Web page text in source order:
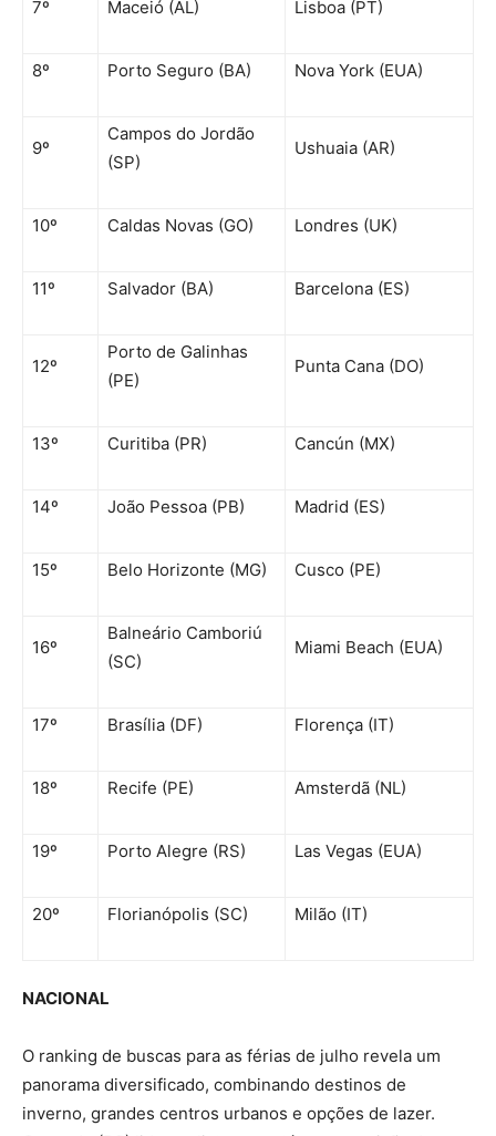
7º Maceió (AL) Lisboa (PT)
8º Porto Seguro (BA) Nova York (EUA)
9º
Campos do Jordão
(SP)
Ushuaia (AR)
10º Caldas Novas (GO) Londres (UK)
11º Salvador (BA) Barcelona (ES)
12º
Porto de Galinhas
(PE)
Punta Cana (DO)
13º Curitiba (PR) Cancún (MX)
14º João Pessoa (PB) Madrid (ES)
15º Belo Horizonte (MG) Cusco (PE)
16º
Balneário Camboriú
(SC)
Miami Beach (EUA)
17º Brasília (DF) Florença (IT)
18º Recife (PE) Amsterdã (NL)
19º Porto Alegre (RS) Las Vegas (EUA)
20º Florianópolis (SC) Milão (IT)
NACIONAL
O ranking de buscas para as férias de julho revela um
panorama diversificado, combinando destinos de
inverno, grandes centros urbanos e opções de lazer.